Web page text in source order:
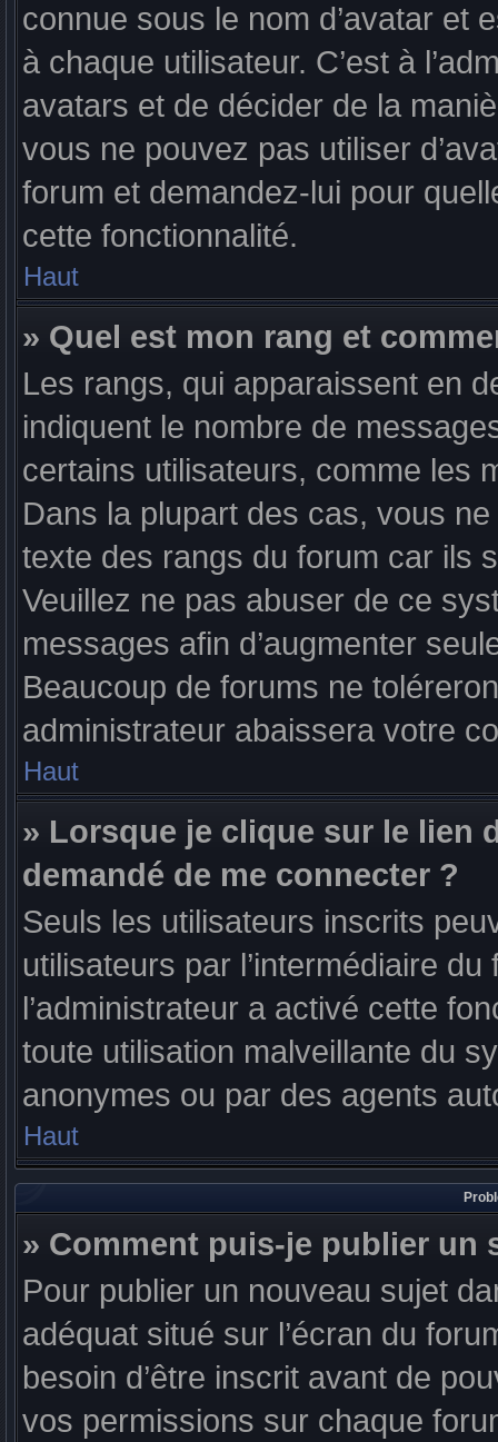
connue sous le nom d’avatar et
à chaque utilisateur. C’est à
avatars et de décider de la
vous ne pouvez pas utiliser
forum et demandez-lui pour
cette fonctionnalité.
Haut
» Quel est mon rang et
Les rangs, qui apparaissent en
indiquent le nombre de
certains utilisateurs, comme les
Dans la plupart des cas, vous
texte des rangs du forum car ils
Veuillez ne pas abuser de ce
messages afin d’augmenter
Beaucoup de forums ne
administrateur abaissera votre
Haut
» Lorsque je clique sur le lien
demandé de me connecter ?
Seuls les utilisateurs inscrits
utilisateurs par l’intermédiaire
l’administrateur a activé cette
toute utilisation malveillante du
anonymes ou par des agents
Haut
» Comment puis-je publier un
Pour publier un nouveau sujet
adéquat situé sur l’écran du
besoin d’être inscrit avant de
vos permissions sur chaque